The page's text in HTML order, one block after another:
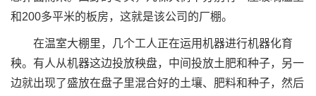
和200多平米的板房，这就是该公司的厂棚。
在温室大棚里，几个工人正在运用机器进行机器化育
秧。有人从机器这边投放秧盘，中间投放土肥和种子，另一
边就出现了盛放在盘子里混合好的土壤、肥料和种子，然后